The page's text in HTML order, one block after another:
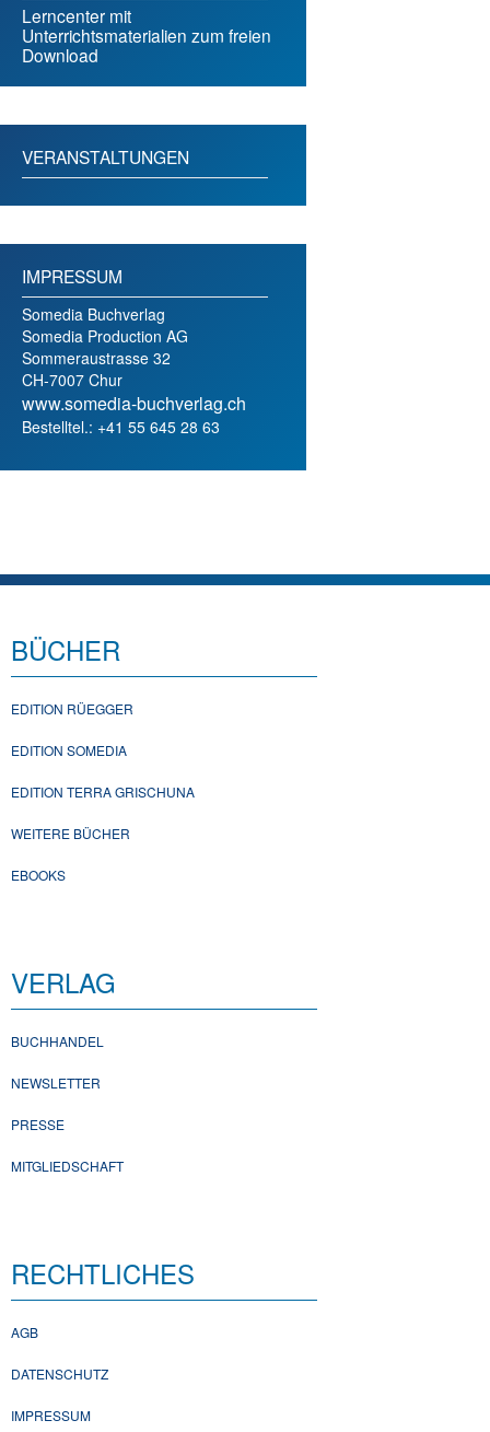
Lerncenter mit
Unterrichtsmaterialien zum freien
Download
VERANSTALTUNGEN
IMPRESSUM
Somedia Buchverlag
Somedia Production AG
Sommeraustrasse 32
CH-7007 Chur
www.somedia-buchverlag.ch
Bestelltel.: +41 55 645 28 63
BÜCHER
EDITION RÜEGGER
EDITION SOMEDIA
EDITION TERRA GRISCHUNA
WEITERE BÜCHER
EBOOKS
VERLAG
BUCHHANDEL
NEWSLETTER
PRESSE
MITGLIEDSCHAFT
RECHTLICHES
AGB
DATENSCHUTZ
IMPRESSUM